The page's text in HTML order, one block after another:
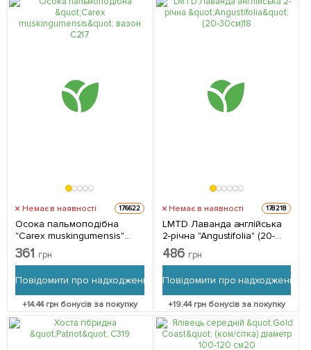
Немає в наявності 176622
Осока пальмоподібна
"Carex muskingumensis"
вазон С2 1 саджанець в
упаковці
361 грн
Повідомити про надходження
+14.44грн бонусів за покупку
Немає в наявності 178218
LMTD Лаванда англійська
2-річна "Angustifolia" (20-
30см) з Нідерландів 1
саджанець в упаковці
486 грн
Повідомити про надходження
+19.44грн бонусів за покупку